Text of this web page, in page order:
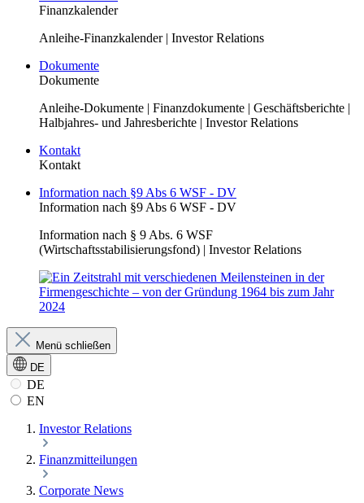
Finanzkalender
Anleihe-Finanzkalender | Investor Relations
Dokumente
Dokumente
Anleihe-Dokumente | Finanzdokumente | Geschäftsberichte |
Halbjahres- und Jahresberichte | Investor Relations
Kontakt
Kontakt
Information nach §9 Abs 6 WSF - DV
Information nach §9 Abs 6 WSF - DV
Information nach § 9 Abs. 6 WSF
(Wirtschaftsstabilisierungsfond) | Investor Relations
Menü schließen
DE
DE
EN
Investor Relations
Finanzmitteilungen
Corporate News